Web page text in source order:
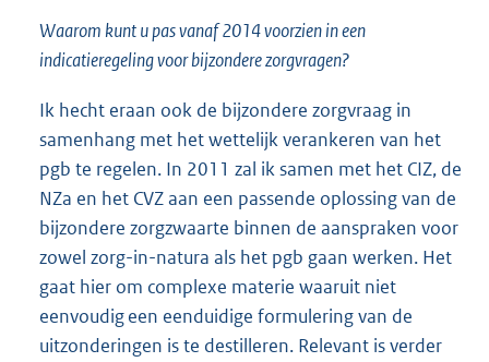
Waarom kunt u pas vanaf 2014 voorzien in een
indicatieregeling voor bijzondere zorgvragen?
Ik hecht eraan ook de bijzondere zorgvraag in
samenhang met het wettelijk verankeren van het
pgb te regelen. In 2011 zal ik samen met het CIZ, de
NZa en het CVZ aan een passende oplossing van de
bijzondere zorgzwaarte binnen de aanspraken voor
zowel zorg-in-natura als het pgb gaan werken. Het
gaat hier om complexe materie waaruit niet
eenvoudig een eenduidige formulering van de
uitzonderingen is te destilleren. Relevant is verder